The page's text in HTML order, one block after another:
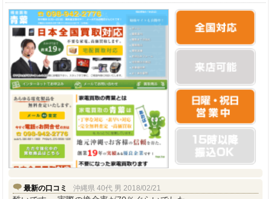
最新の口コミ 沖縄県 40代 男 2018/02/21